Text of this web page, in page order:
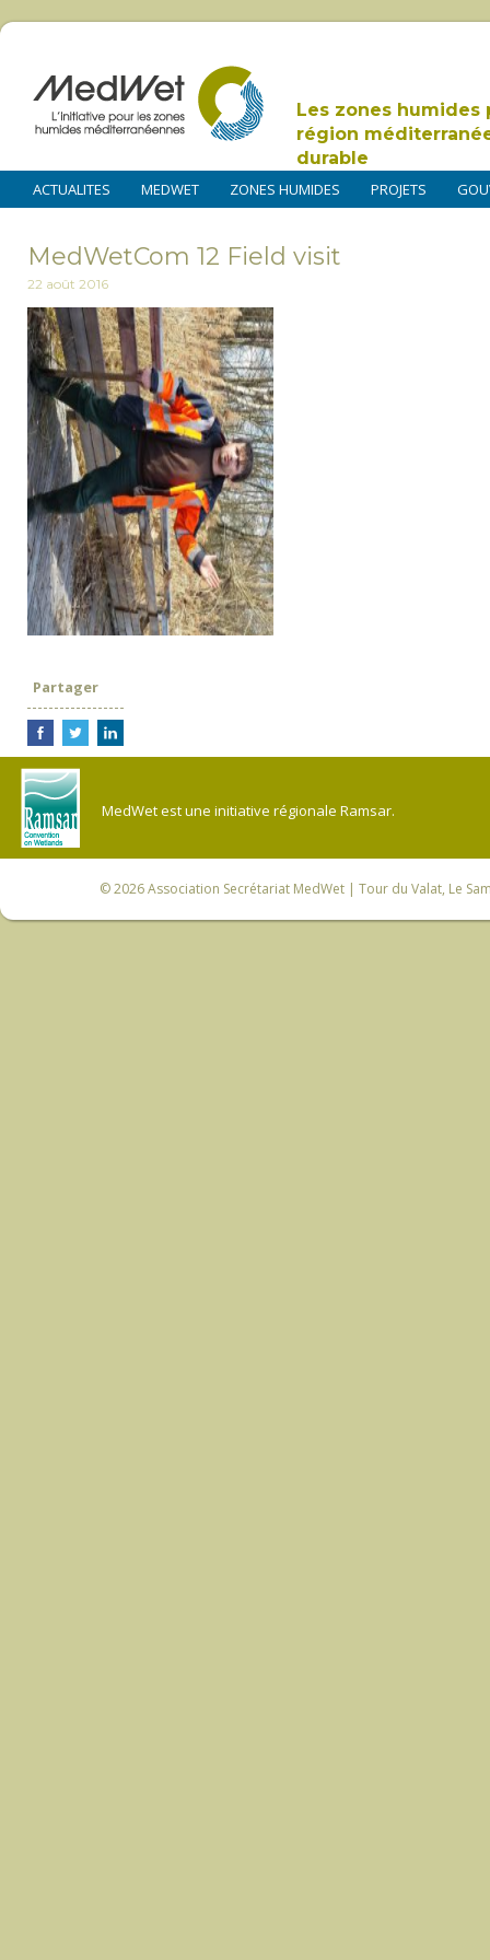
Les zones humides
région
durable
ACTUALITES MEDWET ZONES HUMIDES PROJETS
MedWetCom 12 Field visit
22 août 2016
Partager
MedWet est une initiative régionale Ramsar.
© 2026Association Secrétariat MedWet | Tour du Valat, Le